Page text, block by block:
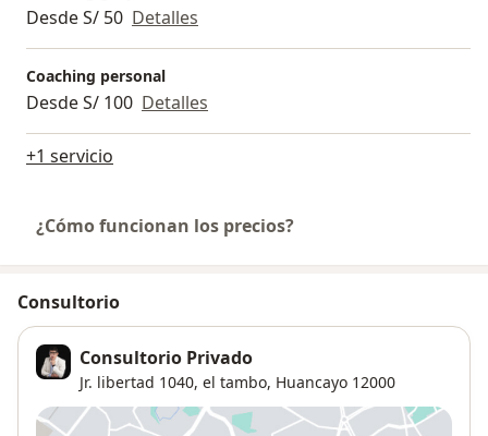
Desde S/ 50 Detalles
Coaching personal
Desde S/ 100 Detalles
+1 servicio
¿Cómo funcionan los precios?
Consultorio
Consultorio Privado
Jr. libertad 1040, el tambo, Huancayo 12000